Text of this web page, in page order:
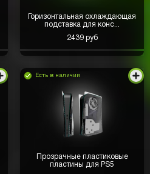
Горизонтальная охлаждающая
подставка для конс...
2439 руб
Есть в наличии
Прозрачные пластиковые
пластины для PS5